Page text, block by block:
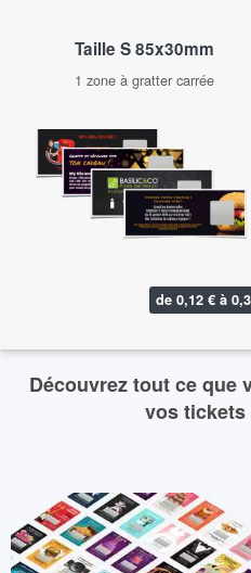
Taille S 85x30mm
1 zone à gratter carrée
de 0,12 € à
Découvrez tout ce que
vos tickets